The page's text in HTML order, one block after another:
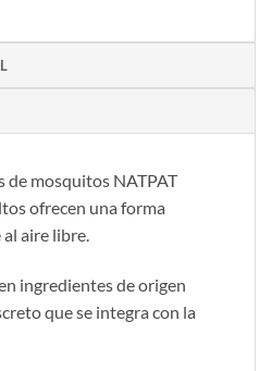
de mosquitos NATPAT
ofrecen una forma
aire libre.
ingredientes de origen
que se integra con la